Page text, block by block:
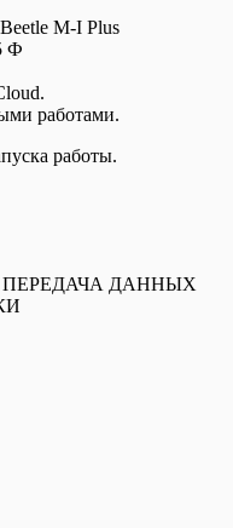
M-I Plus
Ф
работами.
работы.
ДАННЫХ